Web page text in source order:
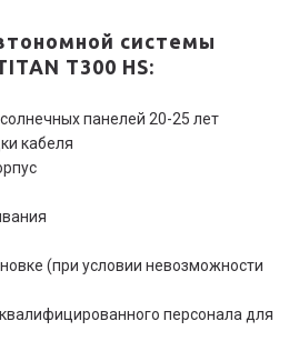
системы
T300 HS:
панелей 20-25 лет
кабеля
(при условии невозможности
персонала для